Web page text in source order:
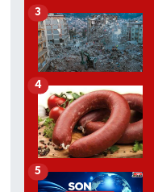
3
4
5